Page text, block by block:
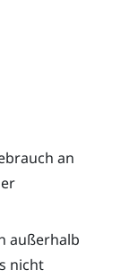
an
außerhalb
nicht